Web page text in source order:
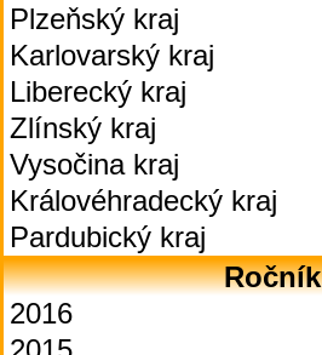
Plzeňský kraj
Karlovarský kraj
Liberecký kraj
Zlínský kraj
Vysočina kraj
Královéhradecký kraj
Pardubický kraj
Ročník
2016